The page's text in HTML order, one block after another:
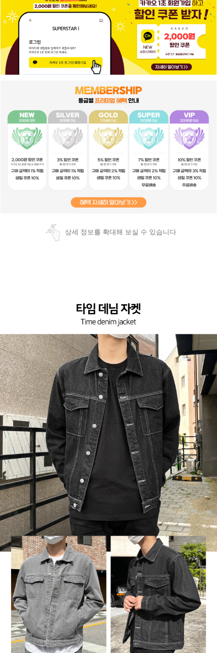
상세 정보를 확대해 보실 수 있습니다